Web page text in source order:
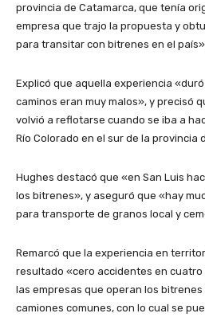
provincia de Catamarca, que tenía
empresa que trajo la propuesta y
para transitar con bitrenes en el
Explicó que aquella experiencia
caminos eran muy malos», y precisó
volvió a reflotarse cuando se iba a
Río Colorado en el sur de la provincia
Hughes destacó que «en San Luis
los bitrenes», y aseguró que «hay
para transporte de granos local y
Remarcó que la experiencia en
resultado «cero accidentes en
las empresas que operan los
camiones comunes, con lo cual se